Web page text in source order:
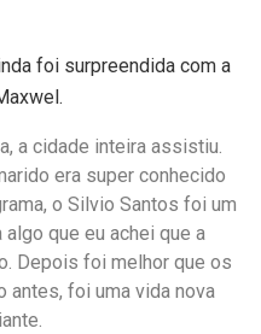
foi surpreendida com a
a cidade inteira assistiu.
era super conhecido
o Silvio Santos foi um
que eu achei que a
Depois foi melhor que os
antes, foi uma vida nova